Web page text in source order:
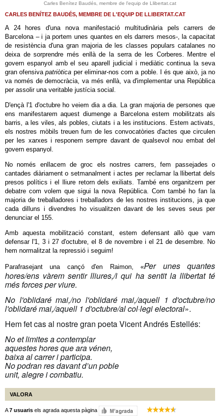
Carles Benítez Baudés, membre de l'equip de Llibertat.cat
CARLES BENÍTEZ BAUDÉS, MEMBRE DE L'EQUIP DE LLIBERTAT.CAT
A 24 hores d'una nova manifestació multitudinària pels carrers de
Barcelona – i ja portem unes quantes en els darrers mesos-, la capacitat
de resistència d'una gran majoria de les classes populars catalanes no
deixa de sorprendre més enllà de la serra de les Corberes. Mentre el
govern espanyol amb el seu aparell judicial i mediàtic continua la seva
gran ofensivapatriòtica per eliminar-nos com a poble. I és que això, ja no
va només de democràcia, va més enllà, va d'implementar una República
per assolir una veritable justícia social.
D'ençà l'1 d'octubre ho veiem dia a dia. La gran majoria de persones que
ens manifestarem aquest diumenge a Barcelona estem mobilitzats als
barris, a les viles, als pobles, ciutats i a les institucions. Estem activats,
els nostres mòbils treuen fum de les convocatòries d'actes que circulen
per les xarxes i responem sempre davant de qualsevol nou embat del
govern espanyol.
No només enllacem de groc els nostres carrers, fem passejades o
cantades diàriament o setmanalment i actes per reclamar la llibertat dels
presos polítics i el lliure retorn dels exiliats. També ens organitzem per
debatre com volem que sigui la nova República. Com també ho fan la
majoria de treballadores i treballadors de les nostres institucions, ja que
cada dilluns i divendres ho visualitzen davant de les seves seus per
denunciar el 155.
Amb aquesta mobilització constant, estem defensant allò que vam
defensar l'1, 3 i 27 d'octubre, el 8 de novembre i el 21 de desembre. No
hem normalitzat la repressió i seguim!
Parafrasejant una cançó d'en Raimon, «Per unes quantes
hores/ens vàrem sentir lliures,/i qui ha sentit la llibertat té
més forces per viure.
No l'oblidaré mai,/no l'oblidaré mai,/aquell 1 d'octubre/no
l'oblidaré mai,/aquell 1 d'octubre/al col·legi electoral».
Hem fet cas al nostre gran poeta Vicent Andrés Estellés:
No et limites a contemplar
aquestes hores que ara vénen,
baixa al carrer i participa.
No podran res davant d’un poble
unit, alegre i combatiu.
VALORA
A7 usuaris els agrada aquesta pàgina